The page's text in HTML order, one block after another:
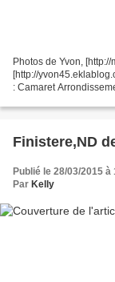
Photos de Yvon,
[http://
: Camaret
Finistere,ND
Publié le 28/03/2015 à
Par Kelly